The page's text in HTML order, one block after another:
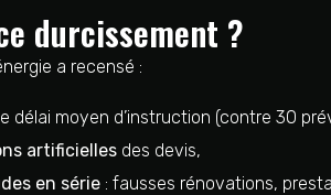
durcissement ?
a recensé :
délai moyen d’instruction (contre 30
artificielles des devis,
en série : fausses rénovations,